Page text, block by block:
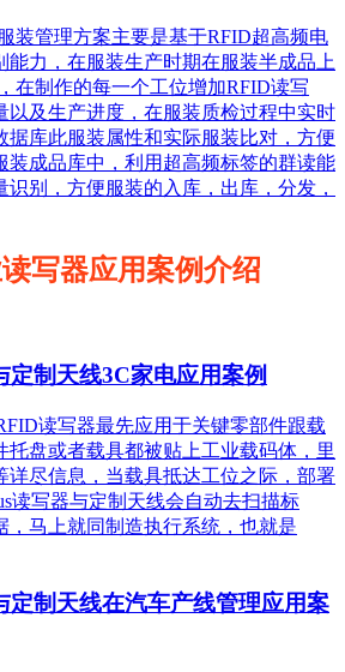
装管理方案主要是基于RFID超高频电
能力，在服装生产时期在服装半成品上
在制作的每一个工位增加RFID读写
以及生产进度，在服装质检过程中实时
据库此服装属性和实际服装比对，方便
装成品库中，利用超高频标签的群读能
别，方便服装的入库，出库，分发，
写器应用案例介绍
制天线3C家电应用案例
读写器最先应用于关键零部件跟载
托盘或者载具都被贴上工业载码体，里
详尽信息，当载具抵达工位之际，部署
读写器与定制天线会自动去扫描标
，马上就同制造执行系统，也就是
定制天线在汽车产线管理应用案